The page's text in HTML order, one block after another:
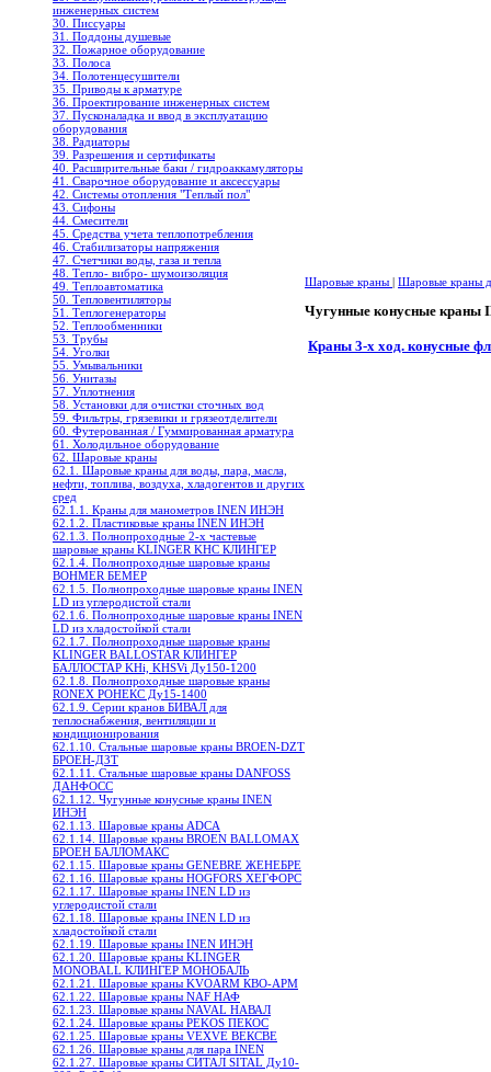
инженерных систем
30. Писсуары
31. Поддоны душевые
32. Пожарное оборудование
33. Полоса
34. Полотенцесушители
35. Приводы к арматуре
36. Проектирование инженерных систем
37. Пусконаладка и ввод в эксплуатацию
оборудования
38. Радиаторы
39. Разрешения и сертификаты
40. Расширительные баки / гидроаккамуляторы
41. Сварочное оборудование и аксессуары
42. Системы отопления "Теплый пол"
43. Сифоны
44. Смесители
45. Средства учета теплопотребления
46. Стабилизаторы напряжения
47. Счетчики воды, газа и тепла
48. Тепло- вибро- шумоизоляция
49. Теплоавтоматика
50. Тепловентиляторы
51. Теплогенераторы
52. Теплообменники
53. Трубы
54. Уголки
55. Умывальники
56. Унитазы
57. Уплотнения
58. Установки для очистки сточных вод
59. Фильтры, грязевики и грязеотделители
60. Футерованная / Гуммированная арматура
61. Холодильное oборудование
62. Шаровые краны
62.1. Шаровые краны для воды, пара, масла,
нефти, топлива, воздуха, хладогентов и других
сред
62.1.1. Краны для манометров INEN ИНЭН
62.1.2. Пластиковые краны INEN ИНЭН
62.1.3. Полнопроходные 2-х частевые
шаровые краны KLINGER KHC КЛИНГЕР
62.1.4. Полнопроходные шаровые краны
BOHMER БЕМЕР
62.1.5. Полнопроходные шаровые краны INEN
LD из углеродистой стали
62.1.6. Полнопроходные шаровые краны INEN
LD из хладостойкой стали
62.1.7. Полнопроходные шаровые краны
KLINGER BALLOSTAR КЛИНГЕР
БАЛЛОСТАР KHi, KHSVi Ду150-1200
62.1.8. Полнопроходные шаровые краны
RONEX РОНЕКС Ду15-1400
62.1.9. Серии кранов БИВАЛ для
теплоснабжения, вентиляции и
кондиционирования
62.1.10. Стальные шаровые краны BROEN-DZT
БРОЕН-ДЗТ
62.1.11. Стальные шаровые краны DANFOSS
ДАНФОСС
62.1.12. Чугунные конусные краны INEN
ИНЭН
62.1.13. Шаровые краны ADCA
62.1.14. Шаровые краны BROEN BALLOMAX
БРОЕН БАЛЛОМАКС
62.1.15. Шаровые краны GENEBRE ЖЕНЕБРЕ
62.1.16. Шаровые краны HOGFORS ХЕГФОРС
62.1.17. Шаровые краны INEN LD из
углеродистой стали
62.1.18. Шаровые краны INEN LD из
хладостойкой стали
62.1.19. Шаровые краны INEN ИНЭН
62.1.20. Шаровые краны KLINGER
MONOBALL КЛИНГЕР МОНОБАЛЬ
62.1.21. Шаровые краны KVOARM КВО-АРМ
62.1.22. Шаровые краны NAF НАФ
62.1.23. Шаровые краны NAVAL НАВАЛ
62.1.24. Шаровые краны PEKOS ПЕКОС
62.1.25. Шаровые краны VEXVE ВЕКСВЕ
62.1.26. Шаровые краны для пара INEN
62.1.27. Шаровые краны СИТАЛ SITAL Ду10-
Шаровые краны | Шаровые краны
Чугунные конусные
Краны 3-х ход. конусные